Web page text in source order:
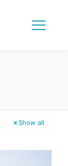
Show all